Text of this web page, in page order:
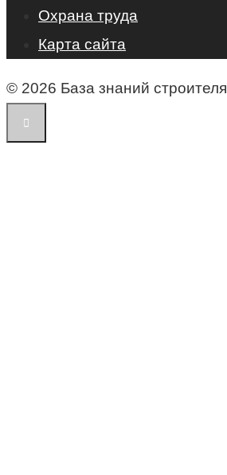
Охрана труда
Карта сайта
© 2026 База знаний строителя